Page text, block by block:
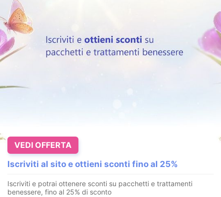
Iscriviti al sito e ottieni sconti fino al 25%
Iscriviti e potrai ottenere sconti su pacchetti e trattamenti
benessere, fino al 25% di sconto
VEDI OFFERTA